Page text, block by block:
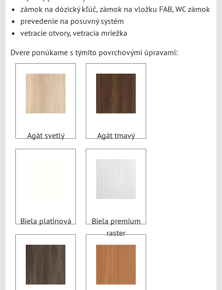
zámok na dózický kľúč, zámok na vložku FAB, WC zámok
prevedenie na posuvný systém
vetracie otvory, vetracia mriežka
Dvere ponúkame s týmito povrchovými úpravami:
Agát svetlý Agát tmavý
Biela platinová
Biela premium
raster